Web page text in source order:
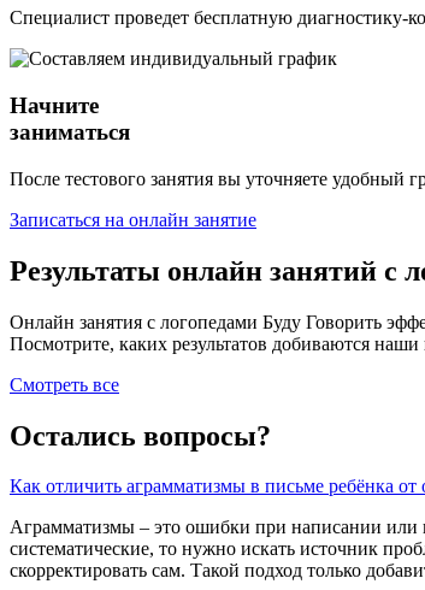
Специалист проведет бесплатную диагностику-
Начните
заниматься
После тестового занятия вы уточняете удобный
Записаться на онлайн занятие
Результаты онлайн занятий с
Онлайн занятия с логопедами Буду Говорить
Посмотрите, каких результатов добиваются
Смотреть все
Остались вопросы?
Как отличить аграмматизмы в письме ребёнка
Аграмматизмы – это ошибки при написании или
систематические, то нужно искать источник
скорректировать сам. Такой подход только